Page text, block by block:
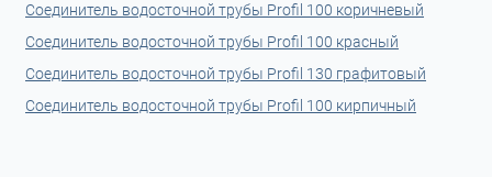
Соединитель водосточной трубы Profil 100 коричневый
Соединитель водосточной трубы Profil 100 красный
Соединитель водосточной трубы Profil 130 графитовый
Соединитель водосточной трубы Profil 100 кирпичный